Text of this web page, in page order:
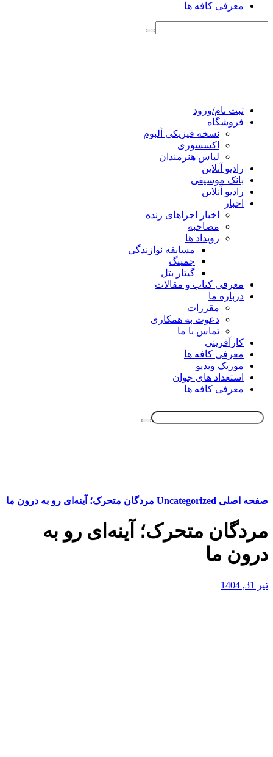
معرفی کافه ها
ثبت نام/ورود
فروشگاه
نسخه فیزیکی آلبوم
اکسسوری
لباس هنرمندان
رادیو آنلاین
بانک موسیقی
رادیو آنلاین
اخبار
اخبار اجراهای زنده
مصاحبه
رویداد ها
مسابقه نوازندگی
جمینگ
گیتار بتل
معرفی کتاب و مقالات
درباره ما
مقررات
دعوت به همکاری
تماس با ما
کارآفرینی
معرفی کافه ها
موزیک ویدیو
استعداد های جوان
معرفی کافه ها
صفحه اصلی Uncategorized مردگان متحرک؛ آینه‌ای رو به درون ما
مردگان متحرک؛ آینه‌ای رو به
درون ما
تیر 31, 1404